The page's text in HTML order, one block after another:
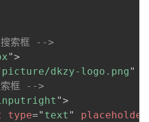
索框 -->
">
picture/dkzy-logo.png "
框 -->
">
type=" text " placeholder